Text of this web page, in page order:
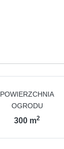
POWIERZCHNIA
OGRODU
300 m2